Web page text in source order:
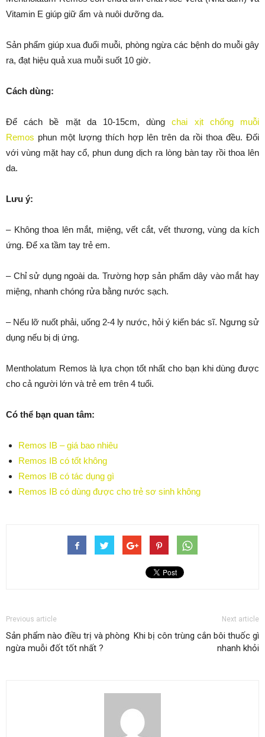
Vitamin E giúp giữ ẩm và nuôi dưỡng da.
Sản phẩm giúp xua đuổi muỗi, phòng ngừa các bệnh do muỗi gây
ra, đạt hiệu quả xua muỗi suốt 10 giờ.
Cách dùng:
Để cách bề mặt da 10-15cm, dùngchai xịt chống muỗi
Remos phun một lượng thích hợp lên trên da rồi thoa đều. Đối
với vùng mặt hay cổ, phun dung dịch ra lòng bàn tay rồi thoa lên
da.
Lưu ý:
– Không thoa lên mắt, miệng, vết cắt, vết thương, vùng da kích
ứng. Để xa tầm tay trẻ em.
– Chỉ sử dụng ngoài da. Trường hợp sản phẩm dây vào mắt hay
miệng, nhanh chóng rửa bằng nước sạch.
– Nếu lỡ nuốt phải, uống 2-4 ly nước, hỏi ý kiến bác sĩ. Ngưng sử
dụng nếu bị dị ứng.
Mentholatum Remos là lựa chọn tốt nhất cho bạn khi dùng được
cho cả người lớn và trẻ em trên 4 tuổi.
Có thể bạn quan tâm:
Remos IB – giá bao nhiêu
Remos IB có tốt không
Remos IB có tác dụng gì
Remos IB có dùng được cho trẻ sơ sinh không
Previous article
Sản phẩm nào điều trị và phòng
ngừa muỗi đốt tốt nhất ?
Next article
Khi bị côn trùng cắn bôi thuốc gì
nhanh khỏi